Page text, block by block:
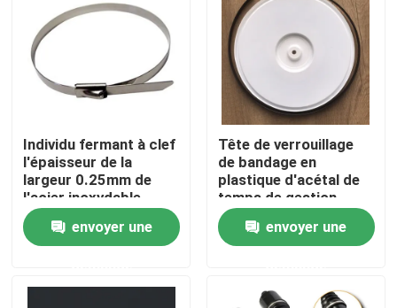
Aperçu
Produits
Individu fermant à clef
l'épaisseur de la
largeur 0.25mm de
l'acier inoxydable
7.9mm des serres-
câble 316 de
fermeture éclair
envoyer une
Tête de verrouillage
de bandage en
plastique d'acétal de
temps de gestion
résistante de serre-
câble
envoyer une